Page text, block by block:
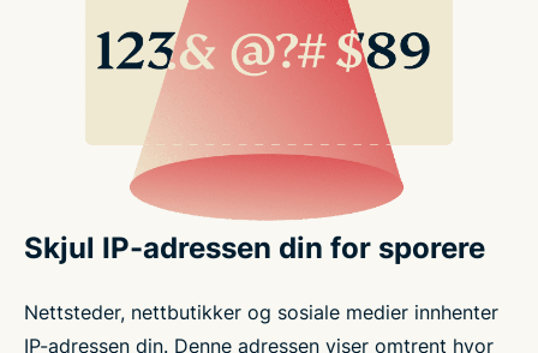
Skjul IP-adressen din for sporere
Nettsteder, nettbutikker og sosiale medier innhenter
IP-adressen din. Denne adressen viser omtrent hvor